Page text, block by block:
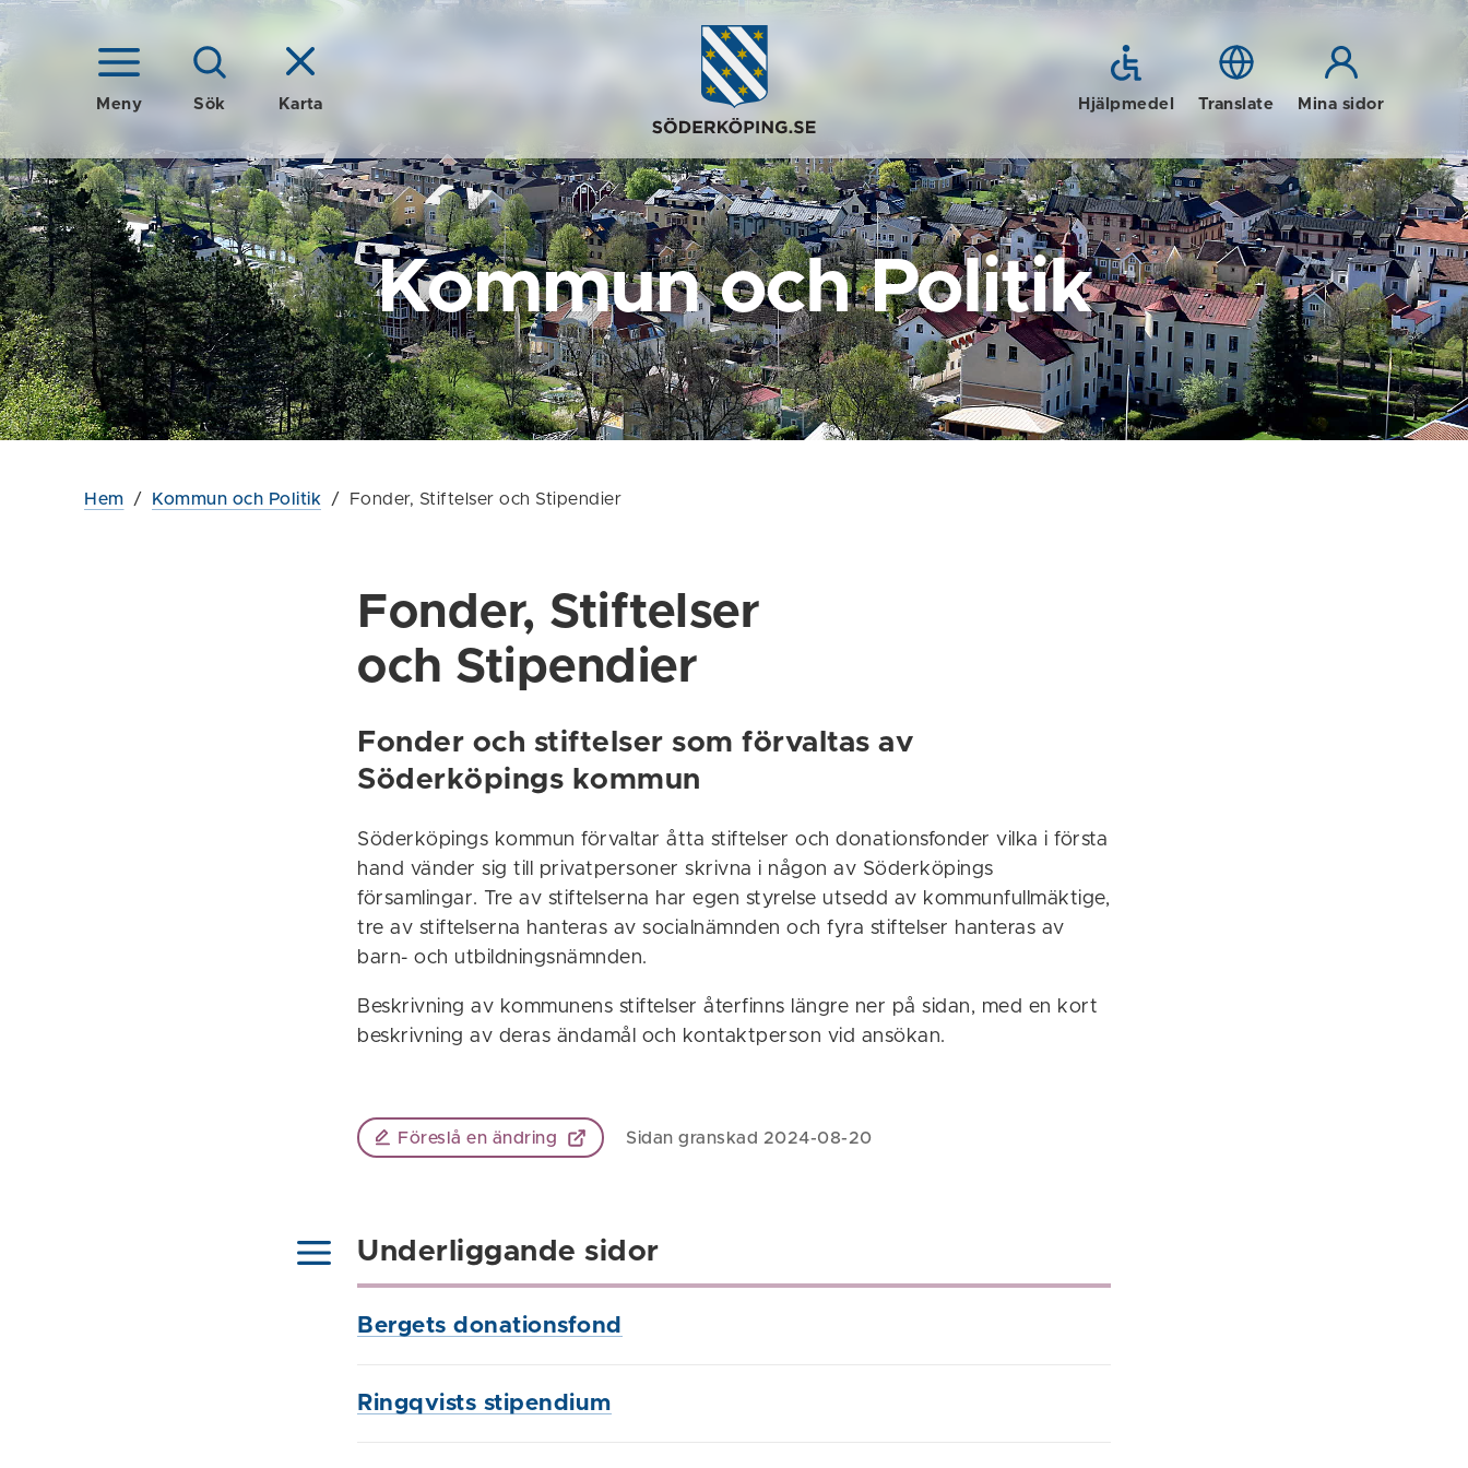
Meny Sök Karta Hjälpmedel Translate Mina sidor
Kommun och Politik
Hem / Kommun och Politik / Fonder, Stiftelser och Stipendier
Fonder, Stiftelser
och Stipendier
Fonder och stiftelser som förvaltas av
Söderköpings kommun
Söderköpings kommun förvaltar åtta stiftelser och donationsfonder vilka i första
hand vänder sig till privatpersoner skrivna i någon av Söderköpings
församlingar. Tre av stiftelserna har egen styrelse utsedd av kommunfullmäktige,
tre av stiftelserna hanteras av socialnämnden och fyra stiftelser hanteras av
barn- och utbildningsnämnden.
Beskrivning av kommunens stiftelser återfinns längre ner på sidan, med en kort
beskrivning av deras ändamål och kontaktperson vid ansökan.
Föreslå en ändring Sidan granskad 2024-08-20
Underliggande sidor
Bergets donationsfond
Ringqvists stipendium